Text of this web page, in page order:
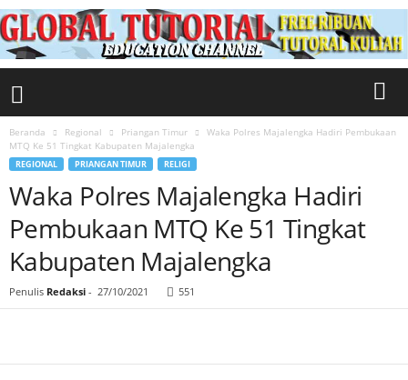
Beranda Regional Priangan Timur
Waka Polres Majalengka Hadiri Pembukaan
MTQ Ke 51 Tingkat Kabupaten Majalengka
REGIONAL PRIANGAN TIMUR RELIGI
Waka Polres Majalengka Hadiri
Pembukaan MTQ Ke 51 Tingkat
Kabupaten Majalengka
Penulis Redaksi - 27/10/2021 551